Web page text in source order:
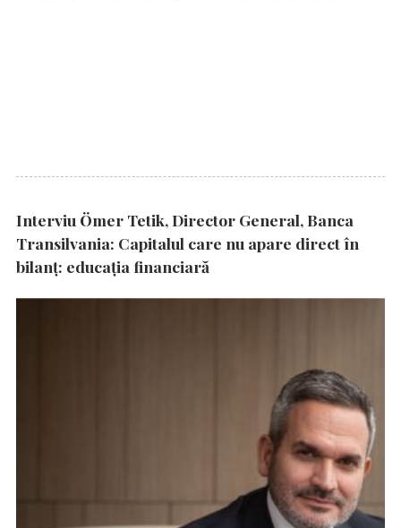
Interviu Ömer Tetik, Director General, Banca
Transilvania: Capitalul care nu apare direct în
bilanț: educația financiară